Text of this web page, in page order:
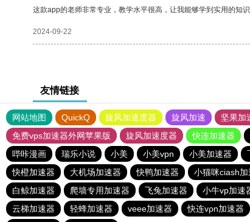
这款app的老师非常专业，教学水平很高，让我能够学到实用的知识
2024-09-22
友情链接
网站地图 QuickQ 旋风加速度器 旋风加速 坚果加
免费vps加速器外网苹果版
旋风加速度器 快连加速器
哔咔漫画
瑞乐小说 小美 小美vpn 小美加速器
快橙加速器
大机场加速器 快鸭加速器 小猫咪ciash加
白鲸加速器
爬墙专用加速器 飞兔加速器 小牛vp加速
云梯加速器
轻蜂加速器 veee加速器 快连vρn加速器